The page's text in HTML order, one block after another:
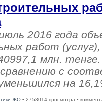
2016 года
работ
млн.
с
на
ЖО • 2753014 просмотра •